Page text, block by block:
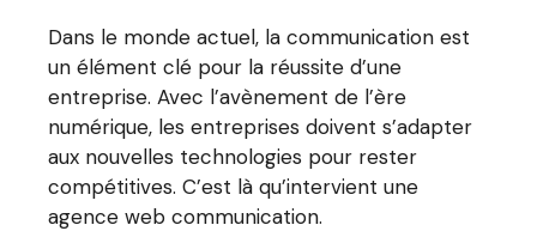
Dans le monde actuel, la communication est
un élément clé pour la réussite d’une
entreprise. Avec l’avènement de l’ère
numérique, les entreprises doivent s’adapter
aux nouvelles technologies pour rester
compétitives. C’est là qu’intervient une
agence web communication.